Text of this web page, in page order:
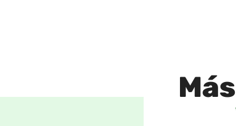
Más